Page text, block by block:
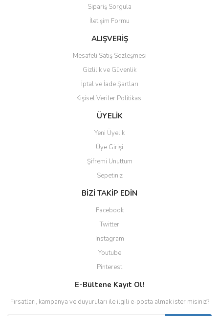
Sipariş Sorgula
İletişim Formu
ALIŞVERİŞ
Mesafeli Satış Sözleşmesi
Gizlilik ve Güvenlik
İptal ve İade Şartları
Kişisel Veriler Politikası
ÜYELİK
Yeni Üyelik
Üye Girişi
Şifremi Unuttum
Sepetiniz
BİZİ TAKİP EDİN
Facebook
Twitter
Instagram
Youtube
Pinterest
E-Bültene Kayıt Ol!
Fırsatları, kampanya ve duyuruları ile ilgili e-posta almak ister misiniz?